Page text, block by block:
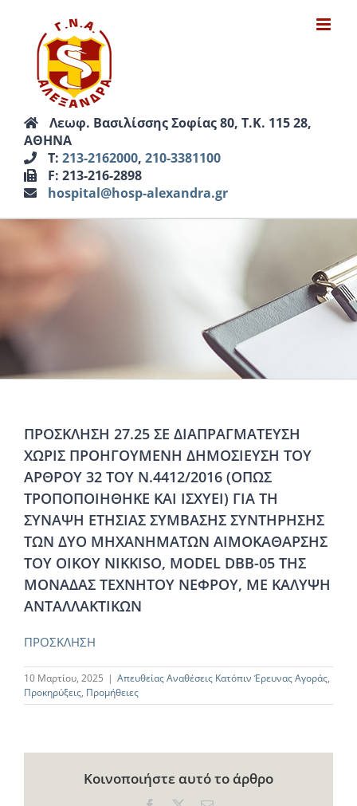
περιεχόμενο
Λεωφ. Βασιλίσσης Σοφίας 80, Τ.Κ. 115 28,
ΑΘΗΝΑ
Τ: 213-2162000, 210-3381100
F: 213-216-2898
hospital@hosp-alexandra.gr
ΠΡΟΣΚΛΗΣΗ 27.25 ΣΕ ΔΙΑΠΡΑΓΜΑΤΕΥΣΗ
ΧΩΡΙΣ ΠΡΟΗΓΟΥΜΕΝΗ ΔΗΜΟΣΙΕΥΣΗ ΤΟΥ
ΑΡΘΡΟΥ 32 ΤΟΥ Ν.4412/2016 (ΟΠΩΣ
ΤΡΟΠΟΠΟΙΗΘΗΚΕ ΚΑΙ ΙΣΧΥΕΙ) ΓΙΑ ΤΗ
ΣΥΝΑΨΗ ΕΤΗΣΙΑΣ ΣΥΜΒΑΣΗΣ ΣΥΝΤΗΡΗΣΗΣ
ΤΩΝ ΔΥΟ ΜΗΧΑΝΗΜΑΤΩΝ ΑΙΜΟΚΑΘΑΡΣΗΣ
ΤΟΥ ΟΙΚΟΥ NIKKISO, MODEL DBB-05 ΤΗΣ
ΜΟΝΑΔΑΣ ΤΕΧΝΗΤΟΥ ΝΕΦΡΟΥ, ΜΕ ΚΑΛΥΨΗ
ΑΝΤΑΛΛΑΚΤΙΚΩΝ
ΠΡΟΣΚΛΗΣΗ
10 Μαρτίου, 2025 | Απευθείας Αναθέσεις Κατόπιν Έρευνας Αγοράς,
Προκηρύξεις, Προμήθειες
Κοινοποιήστε αυτό το άρθρο